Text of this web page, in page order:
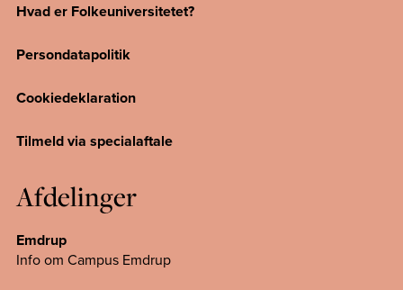
Hvad er Folkeuniversitetet?
Persondatapolitik
Cookiedeklaration
Tilmeld via specialaftale
Afdelinger
Emdrup
Info om Campus Emdrup